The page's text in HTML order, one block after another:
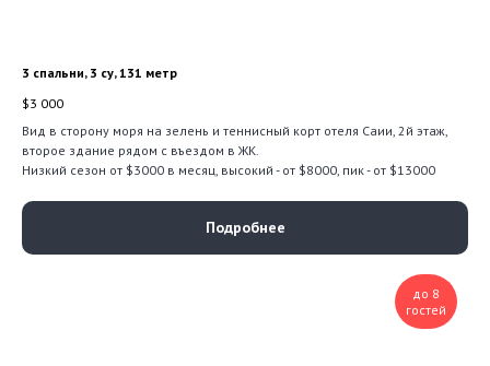
3 спальни, 3 су, 131 метр
$3 000
Вид в сторону моря на зелень и теннисный корт отеля Саии, 2й этаж,
второе здание рядом с въездом в ЖК.
Низкий сезон от $3000 в месяц, высокий - от $8000, пик - от $13000
Подробнее
до 8
гостей